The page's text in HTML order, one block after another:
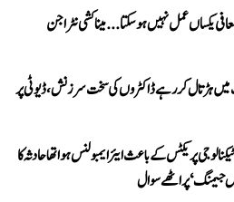
یکساں عمل نہیں ہو سکتا... میناکشی نٹراجن
میں ہڑتال کر رہے ڈاکٹروں کی سخت سرزنش، ڈیوٹی پر
پریکٹس کے باعث ایئر ایمبولنس ہوا تھا حادثہ کا
جیمنگ‘ پر اٹھے سوال